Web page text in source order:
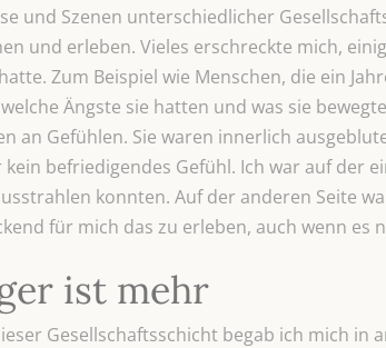
und Szenen unterschiedlicher
und erleben. Vieles erschreckte mich,
Zum Beispiel wie Menschen, die ein
Ängste sie hatten und was sie
an Gefühlen. Sie waren innerlich
kein befriedigendes Gefühl. Ich war auf der
konnten. Auf der anderen Seite
für mich das zu erleben, auch wenn es
ist mehr
Gesellschaftsschicht begab ich mich in